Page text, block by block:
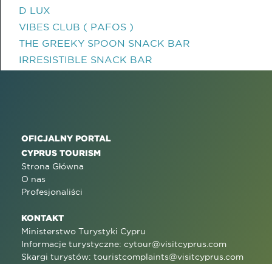
D LUX
VIBES CLUB ( PAFOS )
THE GREEKY SPOON SNACK BAR
IRRESISTIBLE SNACK BAR
OFICJALNY PORTAL
CYPRUS TOURISM
Strona Główna
O nas
Profesjonaliści
KONTAKT
Ministerstwo Turystyki Cypru
Informacje turystyczne: cytour@visitcyprus.com
Skargi turystów: touristcomplaints@visitcyprus.com